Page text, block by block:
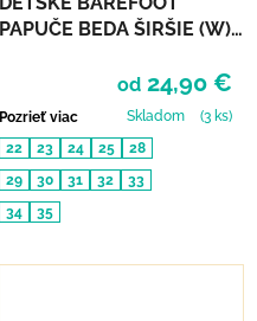
PAPUČE BEDA ŠIRŠIE (W) -
od 24,90 €
Pozrieť viac Skladom
(3 ks)
22
23 24 25
28
29
30 31 32
33
34
35